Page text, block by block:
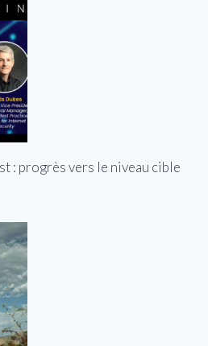
: progrès vers le niveau cible